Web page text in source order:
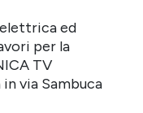
ed
per la
TV
via Sambuca